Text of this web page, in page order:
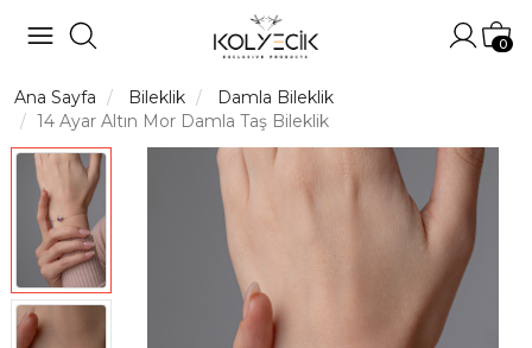
0
Ana Sayfa Bileklik
Damla Bileklik
14 Ayar Altın Mor Damla Taş Bileklik